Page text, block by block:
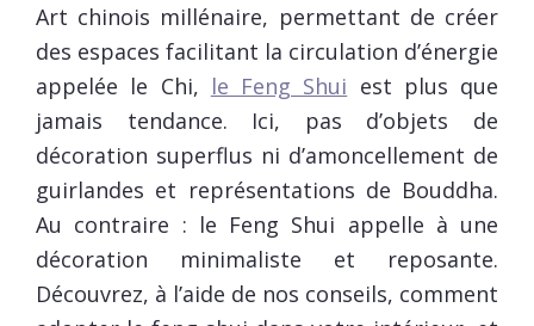
Art chinois millénaire, permettant de créer
des espaces facilitant la circulation d’énergie
appelée le Chi, le Feng Shui est plus que
jamais tendance. Ici, pas d’objets de
décoration superflus ni d’amoncellement de
guirlandes et représentations de Bouddha.
Au contraire : le Feng Shui appelle à une
décoration minimaliste et reposante.
Découvrez, à l’aide de nos conseils, comment